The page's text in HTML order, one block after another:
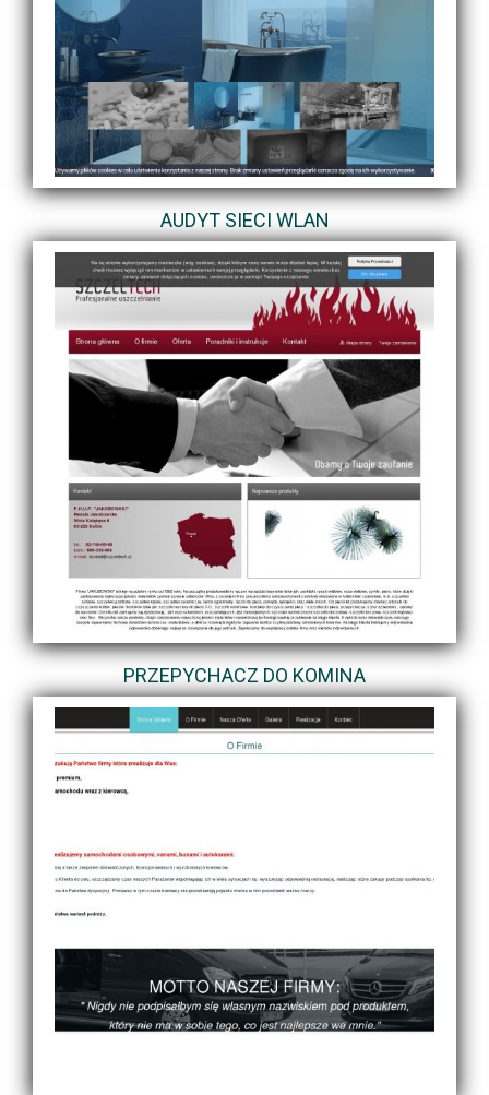
AUDYT SIECI WLAN
PRZEPYCHACZ DO KOMINA